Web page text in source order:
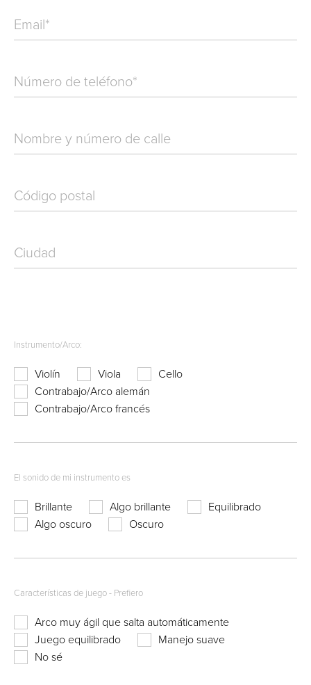
Email*
Número de teléfono*
Nombre y número de calle
Código postal
Ciudad
Instrumento/Arco:
Violín Viola
Cello
Contrabajo/Arco alemán
Contrabajo/Arco francés
El sonido de mi instrumento es
Brillante Algo brillante
Equilibrado
Algo oscuro
Oscuro
Características de juego - Prefiero
Arco muy ágil que salta automáticamente
Juego equilibrado
Manejo suave
No sé